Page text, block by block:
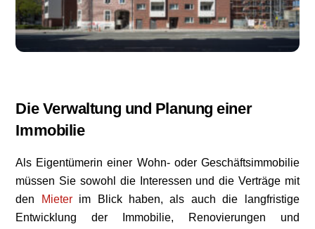
Die Verwaltung und Planung einer
Immobilie
Als Eigentümerin einer Wohn- oder Geschäftsimmobilie
müssen Sie sowohl die Interessen und die Verträge mit
den
Mieterim Blick haben, als auch die langfristige
Entwicklung der Immobilie, Renovierungen und